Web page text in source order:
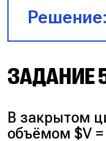
Решение:
равна 100
ЗАДАНИЕ
В закрытом
объёмом $V =